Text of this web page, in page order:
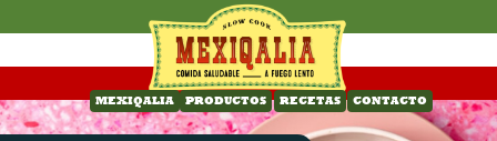
MEXIQALIA PRODUCTOS RECETAS CONTACTO